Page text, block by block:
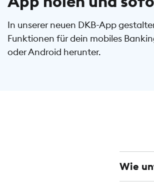
In unserer neuen DKB-App
Funktionen für dein mobiles
oder Android herunter.
Wie